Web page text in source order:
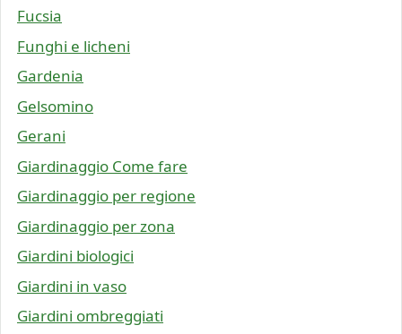
Fucsia
Funghi e licheni
Gardenia
Gelsomino
Gerani
Giardinaggio Come fare
Giardinaggio per regione
Giardinaggio per zona
Giardini biologici
Giardini in vaso
Giardini ombreggiati